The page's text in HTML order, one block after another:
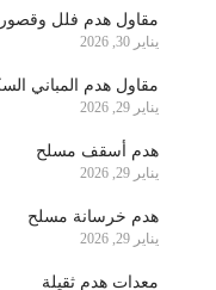
مقاول هدم فلل
يناير 30, 2026
مقاول هدم المباني
يناير 29, 2026
هدم أسقف مسلح
يناير 29, 2026
هدم خرسانة مسلح
يناير 29, 2026
معدات هدم ثقيلة